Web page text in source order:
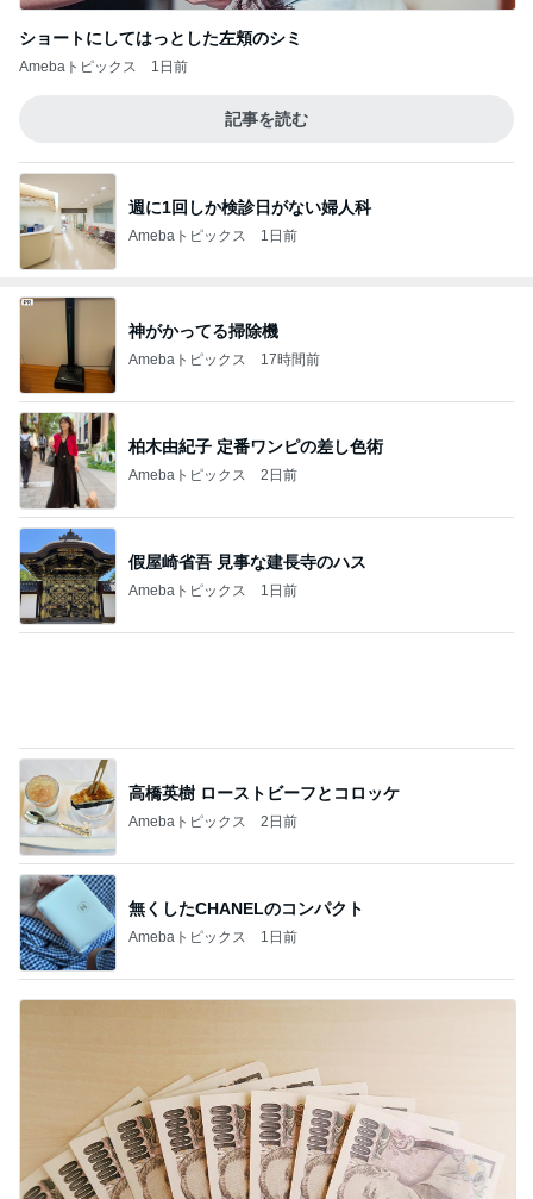
ショートにしてはっとした左頬のシミ
Amebaトピックス 1日前
記事を読む
週に1回しか検診日がない婦人科
Amebaトピックス 1日前
神がかってる掃除機
Amebaトピックス 17時間前
柏木由紀子 定番ワンピの差し色術
Amebaトピックス 2日前
假屋崎省吾 見事な建長寺のハス
Amebaトピックス 1日前
無くしたCHANELのコンパクト
Amebaトピックス 1日前
やっとコンプできたカプセルトイ
Amebaトピックス 1日前